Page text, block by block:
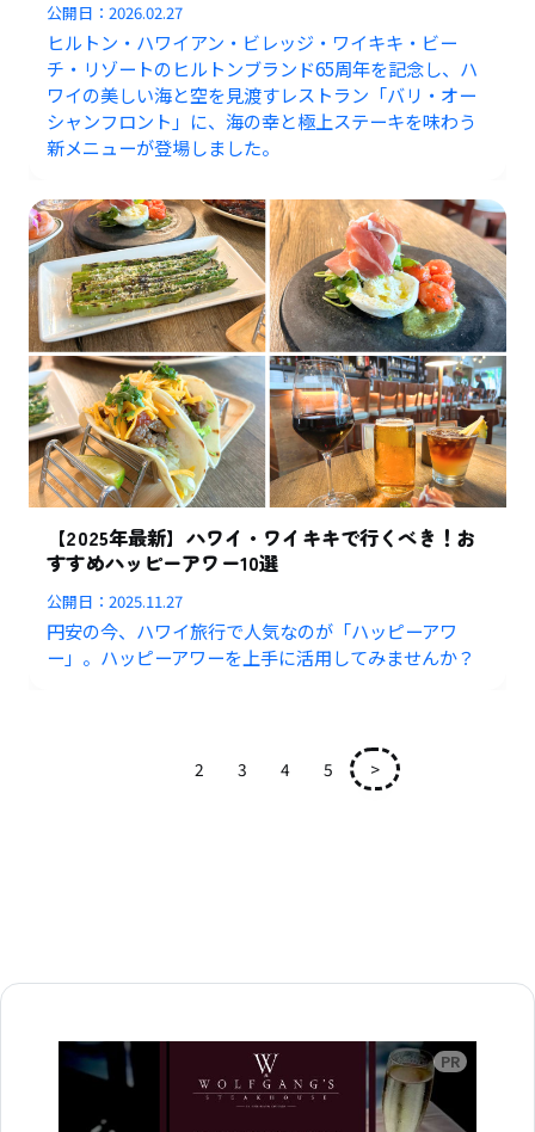
公開日：2026.02.27
ヒルトン・ハワイアン・ビレッジ・ワイキキ・ビー
チ・リゾートのヒルトンブランド65周年を記念し、ハ
ワイの美しい海と空を見渡すレストラン「バリ・オー
シャンフロント」に、海の幸と極上ステーキを味わう
新メニューが登場しました。
【2025年最新】ハワイ・ワイキキで行くべき！お
すすめハッピーアワー10選
公開日：2025.11.27
円安の今、ハワイ旅行で人気なのが「ハッピーアワ
ー」。ハッピーアワーを上手に活用してみませんか？
2 3 4 5 >
広告